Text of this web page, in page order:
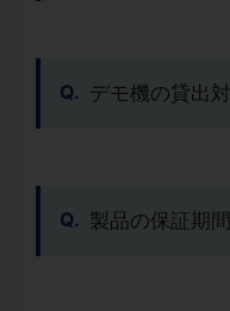
デモ機の貸出
製品の保証期